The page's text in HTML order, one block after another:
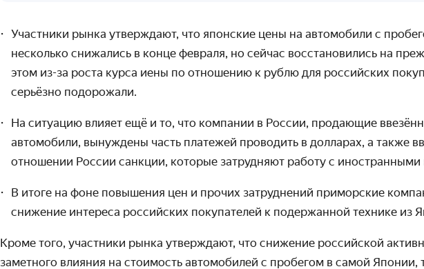
Участники рынка утверждают, что японские цены на автомобили с
несколько снижались в конце февраля, но сейчас восстановились на
этом из-за роста курса иены по отношению к рублю для российских
серьёзно подорожали.
На ситуацию влияет ещё и то, что компании в России, продающие
автомобили, вынуждены часть платежей проводить в долларах, а также
отношении России санкции, которые затрудняют работу с иностранными
В итоге на фоне повышения цен и прочих затруднений приморские
снижение интереса российских покупателей к подержанной технике из
Кроме того, участники рынка утверждают, что снижение российской
заметного влияния на стоимость автомобилей с пробегом в самой Японии,